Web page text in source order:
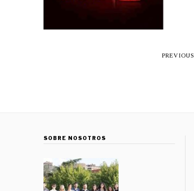
PREVIOUS
SOBRE NOSOTROS